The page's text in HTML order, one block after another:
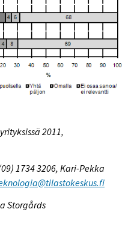
2011,
1734 3206, Kari-Pekka
Storgårds